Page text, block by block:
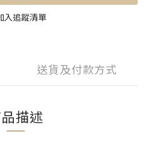
入追蹤清單
送貨及付款方式
描述